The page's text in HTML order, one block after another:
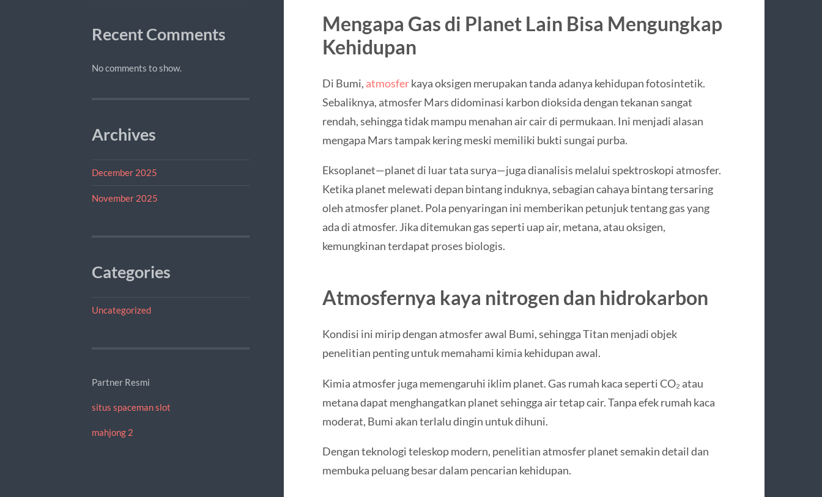
Recent Comments
No comments to show.
Archives
December 2025
November 2025
Categories
Uncategorized
Partner Resmi
situs spaceman slot
mahjong 2
Mengapa Gas di Planet Lain Bisa Mengungkap
Kehidupan
Di Bumi, atmosferkaya oksigen merupakan tanda adanya kehidupan fotosintetik.
Sebaliknya, atmosfer Mars didominasi karbon dioksida dengan tekanan sangat
rendah, sehingga tidak mampu menahan air cair di permukaan. Ini menjadi alasan
mengapa Mars tampak kering meski memiliki bukti sungai purba.
Eksoplanet—planet di luar tata surya—juga dianalisis melalui spektroskopi atmosfer.
Ketika planet melewati depan bintang induknya, sebagian cahaya bintang tersaring
oleh atmosfer planet. Pola penyaringan ini memberikan petunjuk tentang gas yang
ada di atmosfer. Jika ditemukan gas seperti uap air, metana, atau oksigen,
kemungkinan terdapat proses biologis.
Atmosfernya kaya nitrogen dan hidrokarbon
Kondisi ini mirip dengan atmosfer awal Bumi, sehingga Titan menjadi objek
penelitian penting untuk memahami kimia kehidupan awal.
Kimia atmosfer juga memengaruhi iklim planet. Gas rumah kaca seperti CO₂ atau
metana dapat menghangatkan planet sehingga air tetap cair. Tanpa efek rumah kaca
moderat, Bumi akan terlalu dingin untuk dihuni.
Dengan teknologi teleskop modern, penelitian atmosfer planet semakin detail dan
membuka peluang besar dalam pencarian kehidupan.